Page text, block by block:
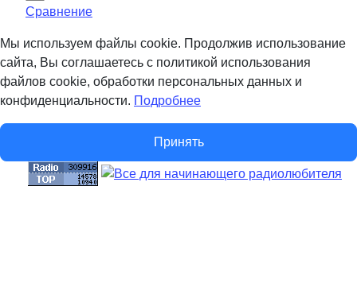
Сравнение
Мы используем файлы cookie. Продолжив использование
сайта, Вы соглашаетесь с политикой использования
файлов cookie, обработки персональных данных и
конфиденциальности. Подробнее
Принять